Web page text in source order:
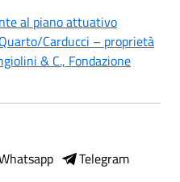
al piano attuativo
Carducci – proprietà
& C., Fondazione
Telegram